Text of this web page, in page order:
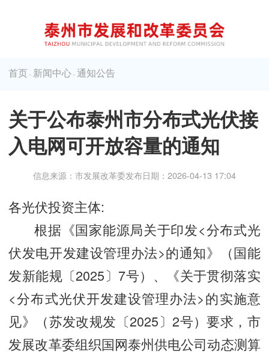
首页 > 新闻中心 > 通知公告
关于公布泰州市分布式光伏接
入电网可开放容量的通知
信息来源：市发展改革委发布日期：2026-04-13 17:04
各光伏投资主体:
根据《国家能源局关于印发<分布式光
伏发电开发建设管理办法>的通知》（国能
发新能规〔2025〕7号）、《关于贯彻落实
<分布式光伏开发建设管理办法>的实施意
见》（苏发改规发〔2025〕2号）要求，市
发展改革委组织国网泰州供电公司动态测算